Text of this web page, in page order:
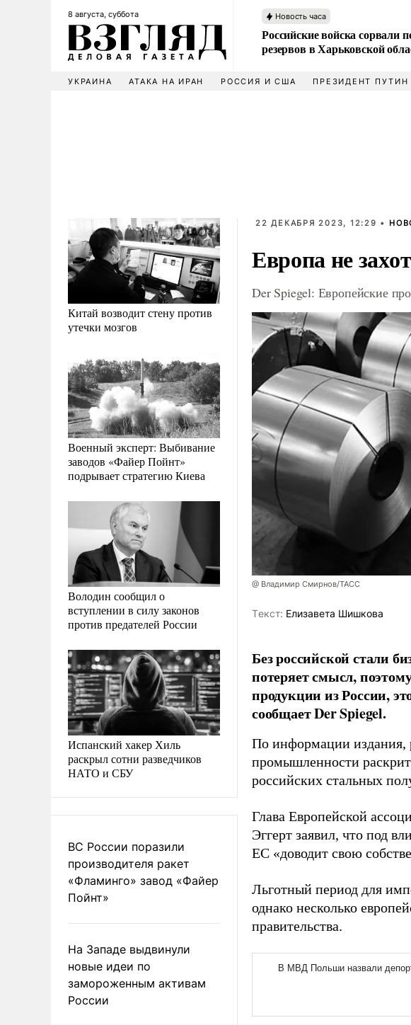
8 августа, суббота Новость часа
Российские войска сорвали
резервов в Харьковской
УКРАИНА АТАКА НА ИРАН РОССИЯ И США ПРЕЗИДЕНТ ПУТИН
Китай возводит стену против
утечки мозгов
Военный эксперт: Выбивание
заводов «Файер Пойнт»
подрывает стратегию Киева
Володин сообщил о
вступлении в силу законов
против предателей России
Испанский хакер Хиль
раскрыл сотни разведчиков
НАТО и СБУ
ВС России поразили
производителя ракет
«Фламинго» завод «Файер
Пойнт»
На Западе выдвинули
новые идеи по
замороженным активам
России
22 ДЕКАБРЯ 2023, 12:29 •
Европа не
Der Spiegel: Европейские
@ Владимир Смирнов/ТАСС
Tекст: Елизавета Шишкова
Без российской стали
потеряет смысл,
продукции из России,
сообщает Der Spiegel.
По информации издания,
промышленности
российских стальных
Глава Европейской
Эггерт заявил, что под
ЕС «доводит свою
Льготный период для
однако несколько
правительства.